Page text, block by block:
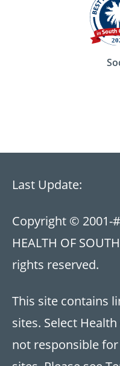
Last Update:
Copyright © 2001-
HEALTH OF
rights reserved.
This site contains
sites. Select
not responsible